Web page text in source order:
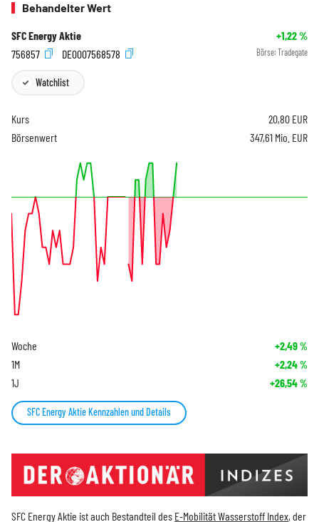
Behandelter Wert
SFC Energy Aktie +1,22%
756857
DE0007568578 Börse: Tradegate
Watchlist
Kurs 20,80 EUR
Börsenwert
347,61 Mio. EUR
Woche +2,49%
1M +2,24%
1J +26,54%
SFC Energy Aktie Kennzahlen und Details
SFC Energy Aktie ist auch Bestandteil des E-Mobilität Wasserstoff Index, der